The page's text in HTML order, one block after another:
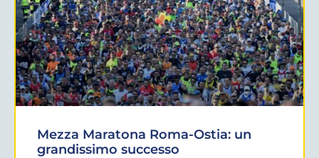
Mezza Maratona Roma-Ostia: un
grandissimo successo